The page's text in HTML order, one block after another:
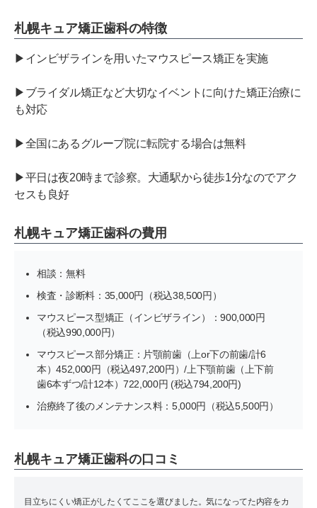
札幌キュア矯正歯科の特徴
▶インビザラインを用いたマウスピース矯正を実施
▶ブライダル矯正など大切なイベントに向けた矯正治療に
も対応
▶全国にあるグループ院に転院する場合は無料
▶平日は夜20時まで診察。大通駅から徒歩1分なのでアク
セスも良好
札幌キュア矯正歯科の費用
相談：無料
検査・診断料：35,000円（税込38,500円）
マウスピース型矯正（インビザライン）：900,000円
（税込990,000円）
マウスピース部分矯正：片顎前歯（上or下の前歯/計6
本）452,000円（税込497,200円）/上下顎前歯（上下前
歯6本ずつ/計12本）722,000円 (税込794,200円)
治療終了後のメンテナンス料：5,000円（税込5,500円）
札幌キュア矯正歯科の口コミ
目立ちにくい矯正がしたくてここを選びました。気になってた内容をカ